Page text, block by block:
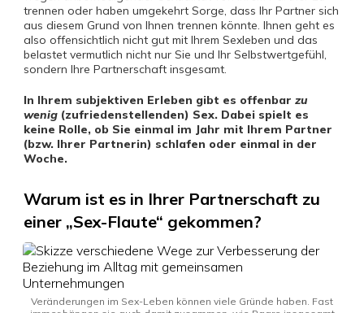
trennen oder haben umgekehrt Sorge, dass Ihr Partner sich
aus diesem Grund von Ihnen trennen könnte. Ihnen geht es
also offensichtlich nicht gut mit Ihrem Sexleben und das
belastet vermutlich nicht nur Sie und Ihr Selbstwertgefühl,
sondern Ihre Partnerschaft insgesamt.
In Ihrem subjektiven Erleben gibt es offenbar zu
wenig (zufriedenstellenden) Sex. Dabei spielt es
keine Rolle, ob Sie einmal im Jahr mit Ihrem Partner
(bzw. Ihrer Partnerin) schlafen oder einmal in der
Woche.
Warum ist es in Ihrer Partnerschaft zu
einer „Sex-Flaute“ gekommen?
Veränderungen im Sex-Leben können viele Gründe haben. Fast